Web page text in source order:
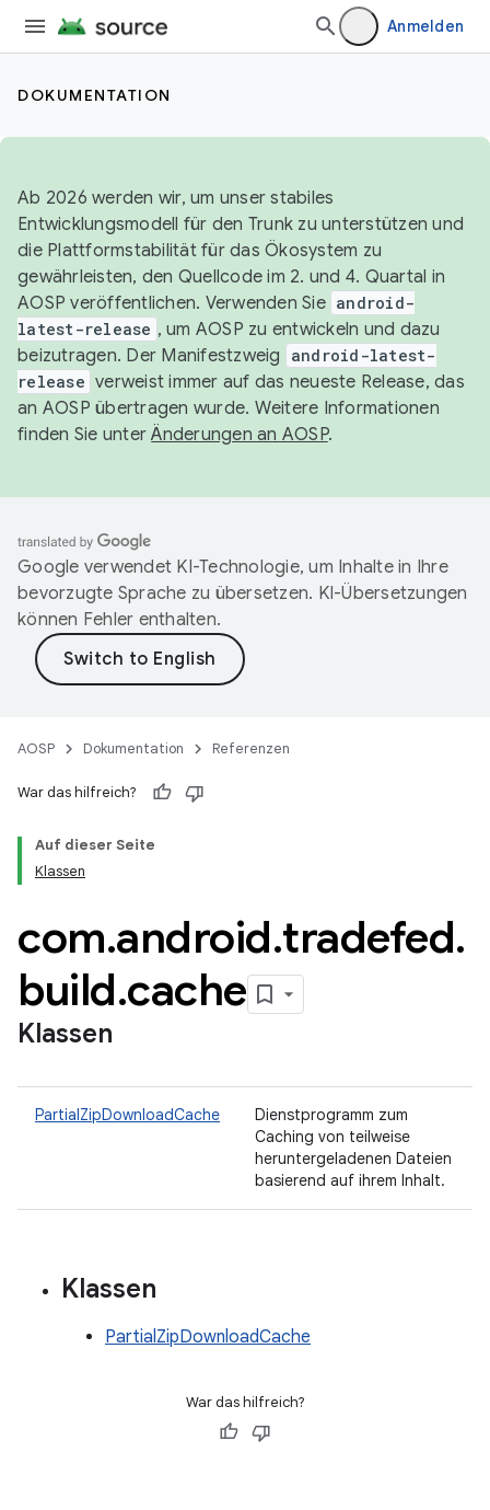
Anmelden
DOKUMENTATION
Ab 2026 werden wir, um unser stabiles
Entwicklungsmodell für den Trunk zu unterstützen und
die Plattformstabilität für das Ökosystem zu
gewährleisten, den Quellcode im 2. und 4. Quartal in
AOSP veröffentlichen. Verwenden Sie android-
latest-release , um AOSP zu entwickeln und dazu
beizutragen. Der Manifestzweig
android-latest-
release verweist immer auf das neueste Release, das
an AOSP übertragen wurde. Weitere Informationen
finden Sie unterÄnderungen an AOSP.
Google verwendet KI-Technologie, um Inhalte in Ihre
bevorzugte Sprache zu übersetzen. KI-Übersetzungen
können Fehler enthalten.
AOSP Dokumentation Referenzen
War das hilfreich?
Auf dieser Seite
Klassen
com.android.tradefed.
build.cache
Klassen
PartialZipDownloadCache
Dienstprogramm zum
Caching von teilweise
heruntergeladenen Dateien
basierend auf ihrem Inhalt.
Klassen
PartialZipDownloadCache
War das hilfreich?